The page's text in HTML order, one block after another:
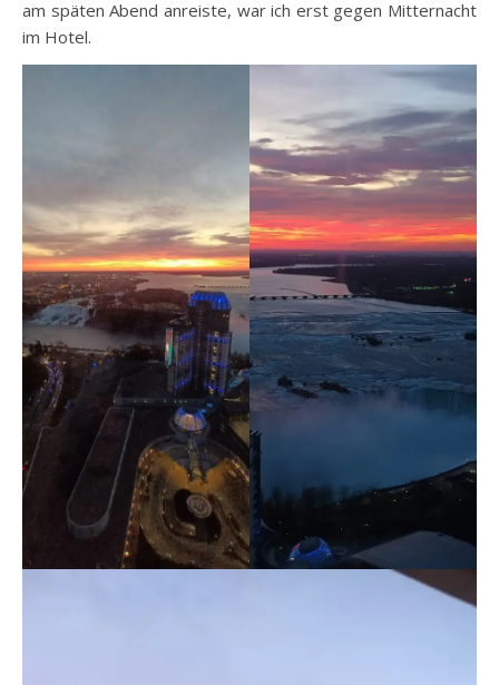
am späten Abend anreiste, war ich erst gegen Mitternacht
im Hotel.